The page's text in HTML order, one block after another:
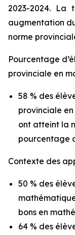
2023-2024. La
augmentation
norme
Pourcentage
provinciale en
58 % des
provinciale
ont atteint la
pourcentage
Contexte des
50 % des
bons en
64 % des